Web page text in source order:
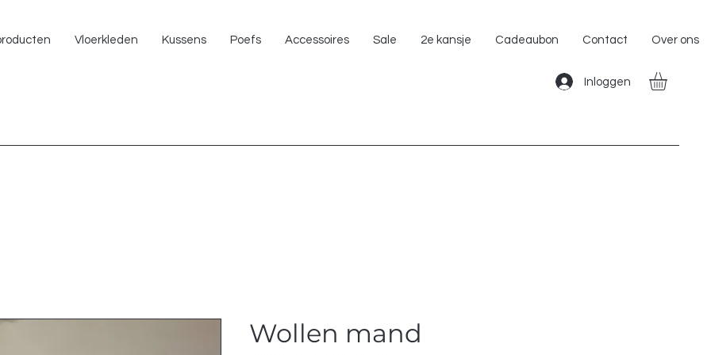
Vloerkleden Kussens Poefs Accessoires Sale 2e kansje Cadeaubon Contact Over ons
Inloggen
Wollen mand